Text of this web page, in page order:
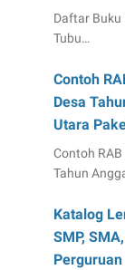
Daftar Buku
Tubu…
Contoh
Desa
Utara
Contoh
Tahun
Katalog
SMP,